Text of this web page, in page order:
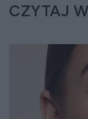
CZYTAJ